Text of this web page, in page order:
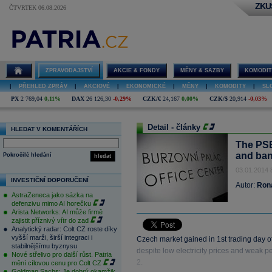
ČTVRTEK 06.08.2026
ZPRAVODAJSTVÍ AKCIE & FONDY MĚNY & SAZBY
PŘEHLED ZPRÁV AKCIOVÉ EKONOMICKÉ MĚNY KOMODITY
PX 2 769,04 0,11% DAX 26 126,30 -0,29% CZK/€ 24,167 0,00% CZK/$ 20,914 -0,03%
HLEDAT V KOMENTÁŘÍCH
hledat
Pokročilé hledání
INVESTIČNÍ DOPORUČENÍ
AstraZeneca jako sázka na
defenzivu mimo AI horečku
Arista Networks: AI může firmě
zajistit příznivý vítr do zad
Analytický radar: Colt CZ roste díky
vyšší marži, širší integraci i
stabilnějšímu byznysu
Nové střelivo pro další růst. Patria
mění cílovou cenu pro Colt CZ
Detail - články
The
and
03.01.2014
Autor:
Czech market gained in 1st trading day
despite low electricity prices and weak
2.